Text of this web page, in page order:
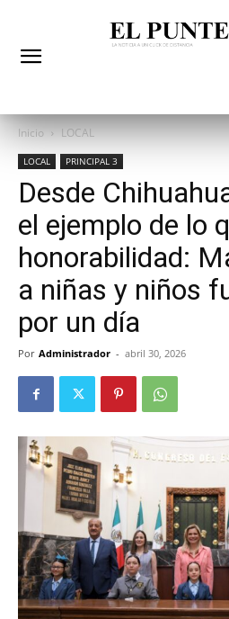
Inicio LOCAL
LOCAL PRINCIPAL 3
Desde
el ejemplo de lo
honorabilidad:
a niñas y niños
por un día
Por Administrador - abril 30, 2026